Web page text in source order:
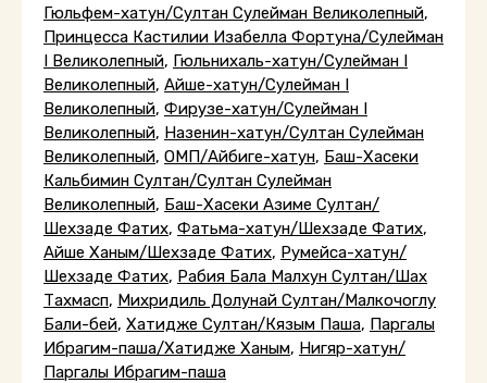
Гюльфем-хатун/Султан Сулейман Великолепный,
Принцесса Кастилии Изабелла Фортуна/Сулейман
I Великолепный, Гюльнихаль-хатун/Сулейман I
Великолепный, Айше-хатун/Сулейман I
Великолепный, Фирузе-хатун/Сулейман I
Великолепный, Назенин-хатун/Султан Сулейман
Великолепный, ОМП/Айбиге-хатун, Баш-Хасеки
Кальбимин Султан/Султан Сулейман
Великолепный, Баш-Хасеки Азиме Султан/
Шехзаде Фатих, Фатьма-хатун/Шехзаде Фатих,
Айше Ханым/Шехзаде Фатих, Румейса-хатун/
Шехзаде Фатих, Рабия Бала Малхун Султан/Шах
Тахмасп, Михридиль Долунай Султан/Малкочоглу
Бали-бей, Хатидже Султан/Кязым Паша, Паргалы
Ибрагим-паша/Хатидже Ханым, Нигяр-хатун/
Паргалы Ибрагим-паша